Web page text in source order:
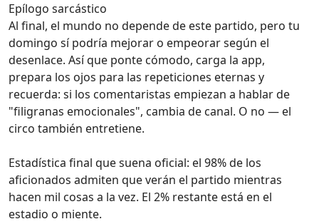
Epílogo sarcástico
Al final, el mundo no depende de este partido, pero tu
domingo sí podría mejorar o empeorar según el
desenlace. Así que ponte cómodo, carga la app,
prepara los ojos para las repeticiones eternas y
recuerda: si los comentaristas empiezan a hablar de
"filigranas emocionales", cambia de canal. O no — el
circo también entretiene.
Estadística final que suena oficial: el 98% de los
aficionados admiten que verán el partido mientras
hacen mil cosas a la vez. El 2% restante está en el
estadio o miente.